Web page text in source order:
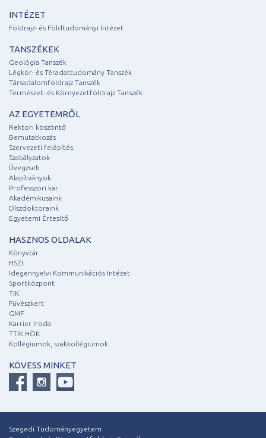
INTÉZET
Földrajz- és Földtudományi Intézet
TANSZÉKEK
Geológia Tanszék
Légkör- és Téradattudomány Tanszék
Társadalomföldrajz Tanszék
Természet- és Környezetföldrajz Tanszék
AZ EGYETEMRŐL
Rektori köszöntő
Bemutatkozás
Szervezeti felépítés
Szabályzatok
Üvegzseb
Alapítványok
Professzori kar
Akadémikusaink
Díszdoktoraink
Egyetemi Értesítő
HASZNOS OLDALAK
Könyvtár
HSZI
Idegennyelvi Kommunikációs Intézet
Sportközpont
TIK
Füvészkert
GMF
Karrier Iroda
TTIK HÖK
Kollégiumok, szakkollégiumok
KÖVESS MINKET
Szegedi Tudományegyetem